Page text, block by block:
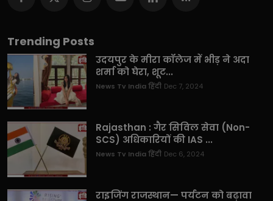
Trending Posts
उदयपुर के मीरा कॉलेज में भीड़ ने अदा
शर्मा को घेरा, शूट...
News Tv India हिंदी Dec 7, 2024
Rajasthan : गैर सिविल सेवा (Non-
SCS) अधिकारियों की IAS ...
News Tv India हिंदी Dec 6, 2024
राइजिंग राजस्थान— पर्यटन को बढ़ावा